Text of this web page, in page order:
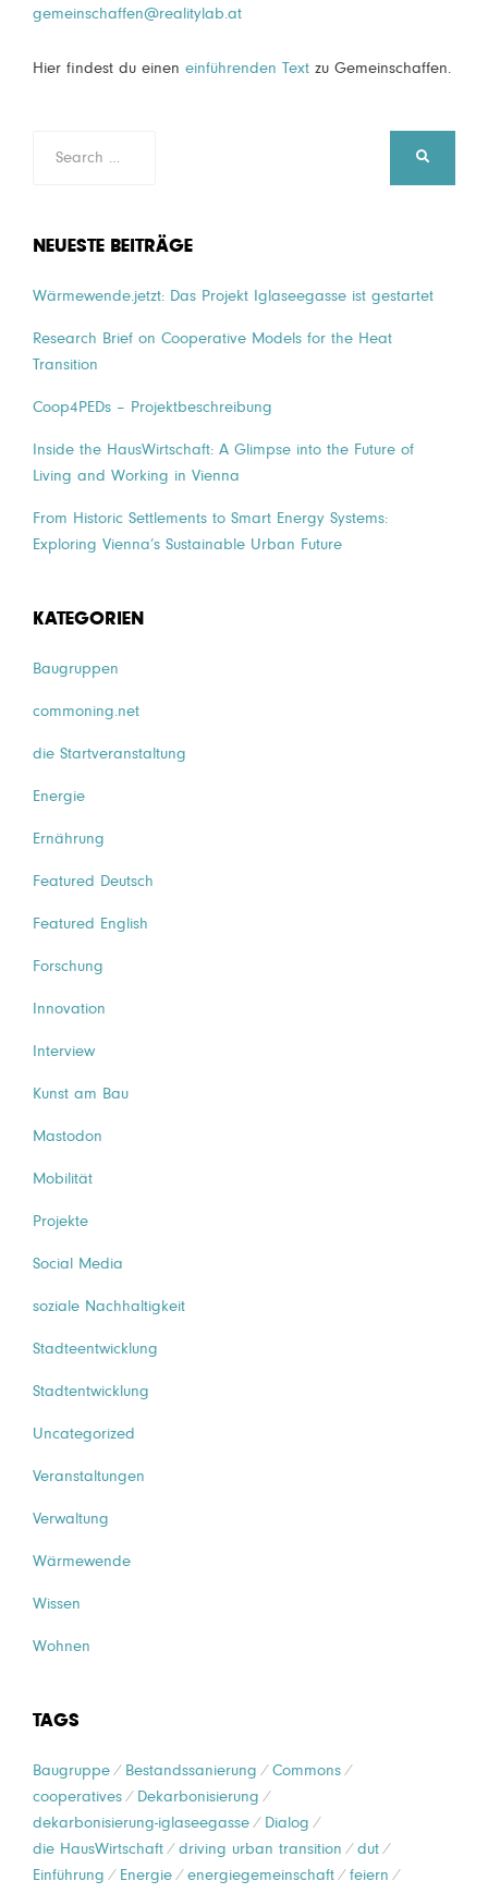
gemeinschaffen@realitylab.at
Hier findest du einen einführenden Text zu Gemeinschaffen.
NEUESTE BEITRÄGE
Wärmewende.jetzt: Das Projekt Iglaseegasse ist gestartet
Research Brief on Cooperative Models for the Heat
Transition
Coop4PEDs – Projektbeschreibung
Inside the HausWirtschaft: A Glimpse into the Future of
Living and Working in Vienna
From Historic Settlements to Smart Energy Systems:
Exploring Vienna’s Sustainable Urban Future
KATEGORIEN
Baugruppen
commoning.net
die Startveranstaltung
Energie
Ernährung
Featured Deutsch
Featured English
Forschung
Innovation
Interview
Kunst am Bau
Mastodon
Mobilität
Projekte
Social Media
soziale Nachhaltigkeit
Stadteentwicklung
Stadtentwicklung
Uncategorized
Veranstaltungen
Verwaltung
Wärmewende
Wissen
Wohnen
TAGS
Baugruppe Bestandssanierung
Commons
cooperatives
Dekarbonisierung
dekarbonisierung-iglaseegasse
Dialog
die HausWirtschaft
driving urban transition
dut
Einführung
Energie energiegemeinschaft
feiern